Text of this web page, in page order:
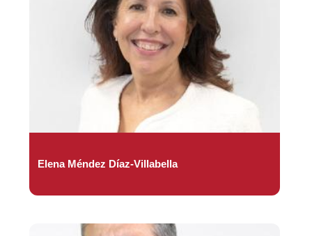
Elena Méndez Díaz-Villabella